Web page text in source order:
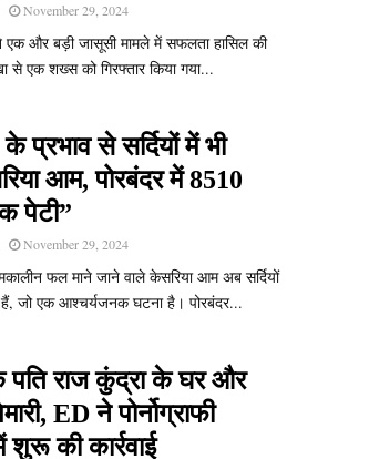
November 29, 2024
एक और बड़ी जासूसी मामले में सफलता हासिल की
से एक शख्स को गिरफ्तार किया गया...
के प्रभाव से सर्दियों में भी
आम, पोरबंदर में 8510
पेटी”
November 29, 2024
फल माने जाने वाले केसरिया आम अब सर्दियों
जो एक आश्चर्यजनक घटना है। पोरबंदर...
पति राज कुंद्रा के घर और
ED ने पोर्नोग्राफी
की कार्रवाई